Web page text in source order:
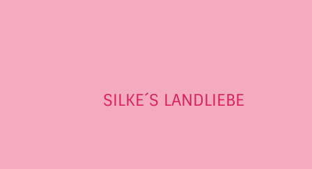
SILKE´S LANDLIEBE